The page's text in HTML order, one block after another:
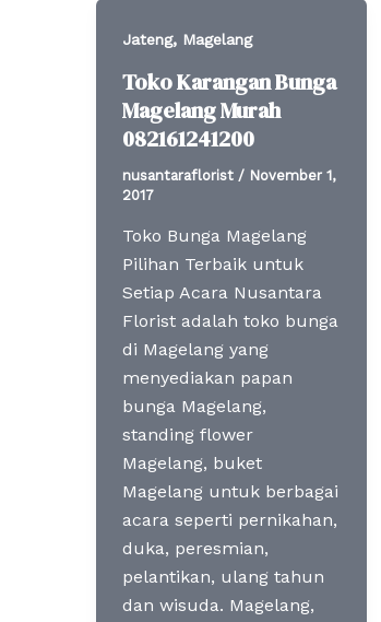
Jateng, Magelang
Toko Karangan Bunga
Magelang Murah
082161241200
nusantaraflorist / November 1,
2017
Toko Bunga Magelang
Pilihan Terbaik untuk
Setiap Acara Nusantara
Florist adalah toko bunga
di Magelang yang
menyediakan papan
bunga Magelang,
standing flower
Magelang, buket
Magelang untuk berbagai
acara seperti pernikahan,
duka, peresmian,
pelantikan, ulang tahun
dan wisuda. Magelang,